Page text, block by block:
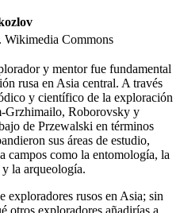
Wikimedia Commons
y mentor fue fundamental
rusa en Asia central. A través
y científico de la exploración
Grzhimailo, Roborovsky y
de Przewalski en términos
sus áreas de estudio,
campos como la entomología, la
la arqueología.
exploradores rusos en Asia; sin
otros exploradores añadirías a